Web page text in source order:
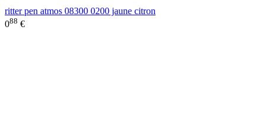
ritter pen atmos 08300 0200 jaune citron
088 €